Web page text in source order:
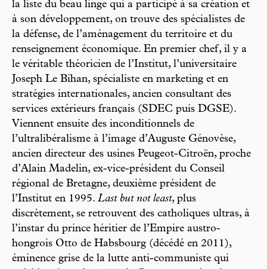
la liste du beau linge qui a participé à sa création et
à son développement, on trouve des spécialistes de
la défense, de l’aménagement du territoire et du
renseignement économique. En premier chef, il y a
le véritable théoricien de l’Institut, l’universitaire
Joseph Le Bihan, spécialiste en marketing et en
stratégies internationales, ancien consultant des
services extérieurs français (SDEC puis DGSE).
Viennent ensuite des inconditionnels de
l’ultralibéralisme à l’image d’Auguste Génovèse,
ancien directeur des usines Peugeot-Citroën, proche
d’Alain Madelin, ex-vice-président du Conseil
régional de Bretagne, deuxième président de
l’Institut en 1995. Last but not least, plus
discrètement, se retrouvent des catholiques ultras, à
l’instar du prince héritier de l’Empire austro-
hongrois Otto de Habsbourg (décédé en 2011),
éminence grise de la lutte anti-communiste qui